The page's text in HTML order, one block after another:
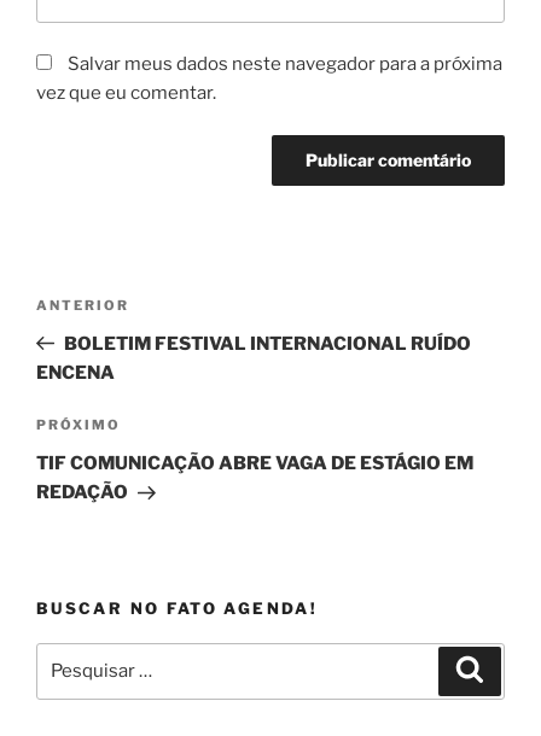
Salvar meus dados neste navegador para a próxima
vez que eu comentar.
Post
Post
anterior
ANTERIOR
BOLETIM FESTIVAL INTERNACIONAL RUÍDO
ENCENA
Próximo
post
PRÓXIMO
TIF COMUNICAÇÃO ABRE VAGA DE ESTÁGIO EM
REDAÇÃO
BUSCAR NO FATO AGENDA!
por: